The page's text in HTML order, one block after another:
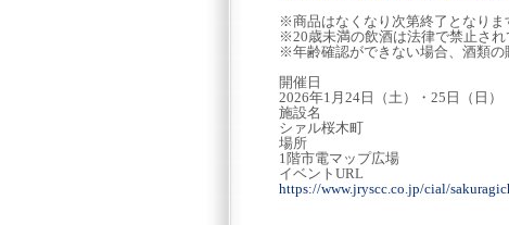
※商品はなくなり次第終了となりま
※20歳未満の飲酒は法律で禁止され
※年齢確認ができない場合、酒類の
開催日
2026年1月24日（土）・25日（日）
施設名
シァル桜木町
場所
1階市電マップ広場
イベントURL
https://www.jryscc.co.jp/cial/